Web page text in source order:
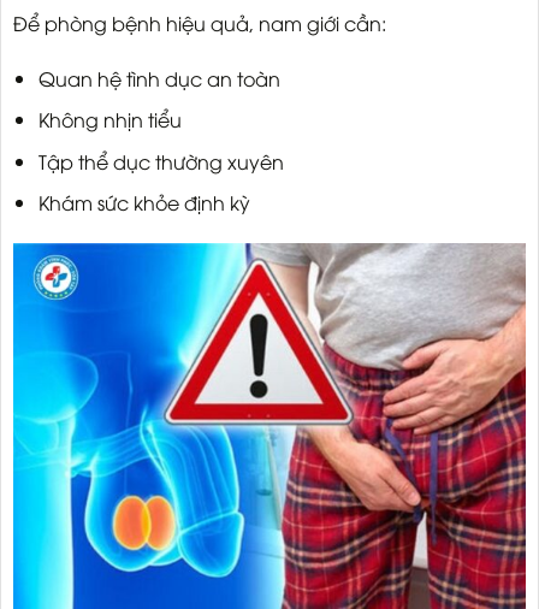
Để phòng bệnh hiệu quả, nam giới cần:
Quan hệ tình dục an toàn
Không nhịn tiểu
Tập thể dục thường xuyên
Khám sức khỏe định kỳ